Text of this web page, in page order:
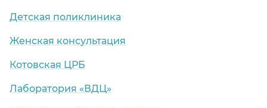
Детская поликлиника
Женская консультация
Котовская ЦРБ
Лаборатория «ВДЦ»